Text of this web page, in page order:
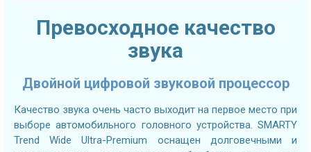
Превосходное качество
звука
Двойной цифровой звуковой процессор
Качество звука очень часто выходит на первое место при
выборе автомобильного головного устройства. SMARTY
Trend Wide Ultra-Premium оснащен долговечными и